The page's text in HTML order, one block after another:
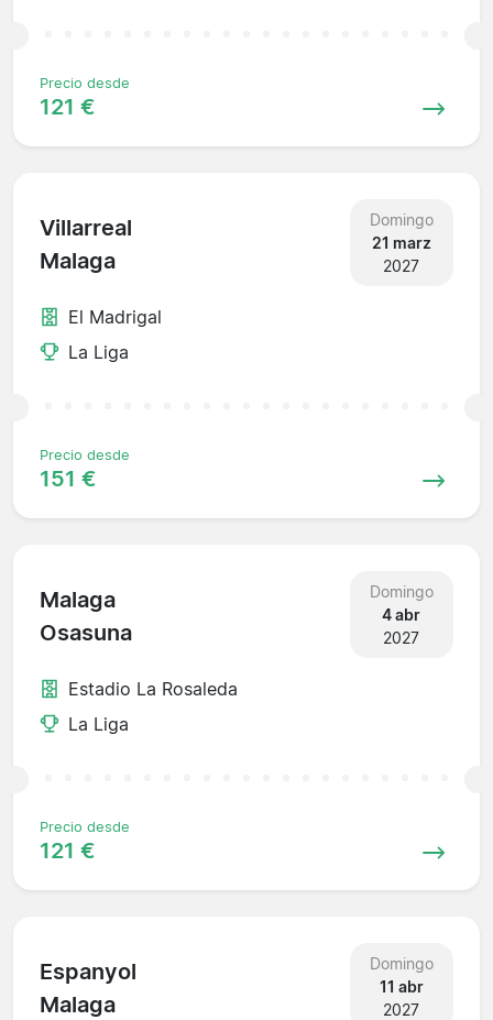
Precio desde
121 €
Villarreal
Malaga
Domingo
21 marz
2027
El Madrigal
La Liga
Precio desde
151 €
Malaga
Osasuna
Domingo
4 abr
2027
Estadio La Rosaleda
La Liga
Precio desde
121 €
Espanyol
Malaga
Domingo
11 abr
2027